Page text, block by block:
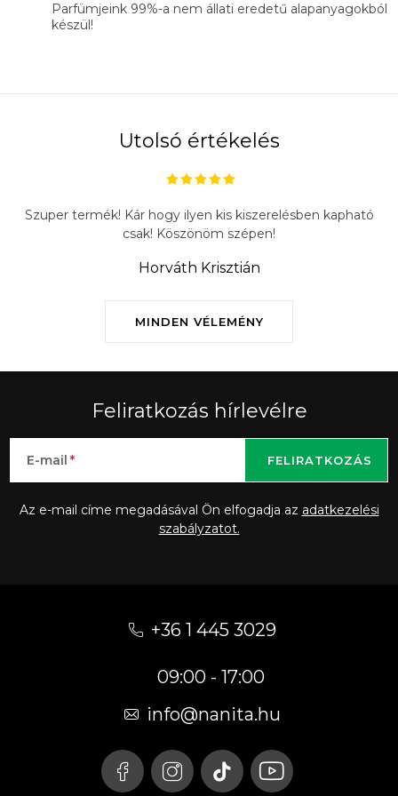
Parfümjeink 99%-a nem állati eredetű alapanyagokból
készül!
Utolsó értékelés
MINDEN VÉLEMÉNY
Szuper termék! Kár hogy ilyen kis kiszerelésben kapható
csak! Köszönöm szépen!
Horváth Krisztián
Feliratkozás hírlevélre
E-mail
Az e-mail címe megadásával Ön elfogadja az adatkezelési
szabályzatot.
FELIRATKOZÁS
+36 1 445 3029
09:00 - 17:00
info@nanita.hu